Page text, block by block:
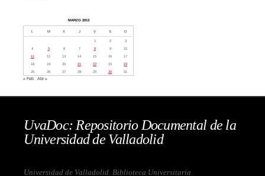
MARZO 2013
L M X J V S D
1 2
3
4
5 6 7 8 9
10
11
12 13 14 15 16
17
18
19 20 21 22 23
24
25
26 27 28 29 30 31
« Feb Abr »
UvaDoc: Repositorio Documental de la
Universidad de Valladolid
Universidad de Valladolid. Biblioteca Universitaria